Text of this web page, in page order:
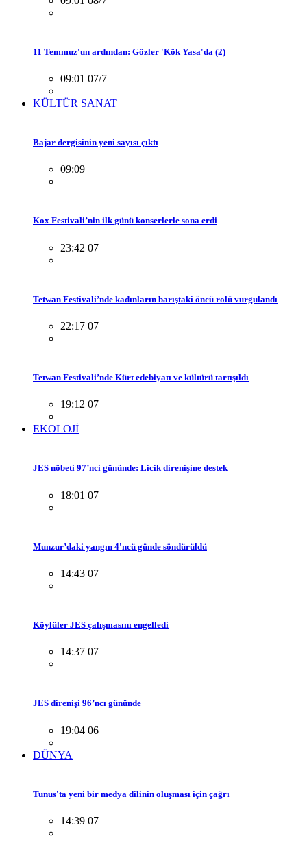
11 Temmuz'un ardından: Gözler 'Kök Yasa'da (2)
09:01 07/7
KÜLTÜR SANAT
Bajar dergisinin yeni sayısı çıktı
09:09
Kox Festivali’nin ilk günü konserlerle sona erdi
23:42 07
Tetwan Festivali’nde kadınların barıştaki öncü rolü vurgulandı
22:17 07
Tetwan Festivali’nde Kürt edebiyatı ve kültürü tartışıldı
19:12 07
EKOLOJİ
JES nöbeti 97’nci gününde: Licik direnişine destek
18:01 07
Munzur’daki yangın 4'ncü günde söndürüldü
14:43 07
Köylüler JES çalışmasını engelledi
14:37 07
JES direnişi 96’ncı gününde
19:04 06
DÜNYA
Tunus'ta yeni bir medya dilinin oluşması için çağrı
14:39 07